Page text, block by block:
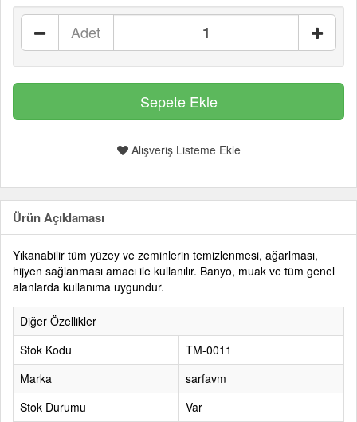
Adet
Alışveriş Listeme Ekle
Ürün Açıklaması
Yıkanabilir tüm yüzey ve zeminlerin temizlenmesi, ağarlması,
hijyen sağlanması amacı ile kullanılır. Banyo, muak ve tüm genel
alanlarda kullanıma uygundur.
Diğer Özellikler
Stok Kodu
TM-0011
Marka
sarfavm
Stok Durumu
Var